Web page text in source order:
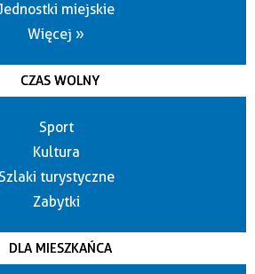
miejskie
Więcej »
CZAS WOLNY
Sport
Kultura
turystyczne
Zabytki
DLA MIESZKAŃCA